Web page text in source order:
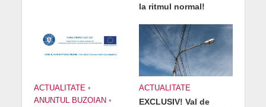
la ritmul normal!
ACTUALITATE •
ANUNTUL BUZOIAN •
ACTUALITATE
EXCLUSIV! Val de